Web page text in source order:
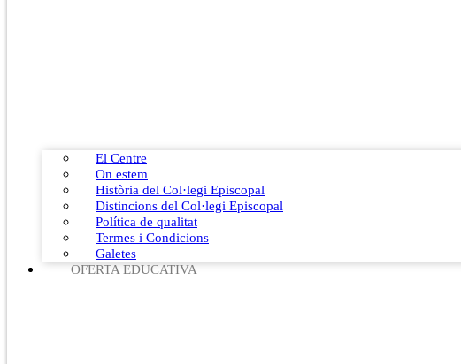
El Centre
On estem
Història del Col·legi Episcopal
Distincions del Col·legi Episcopal
Política de qualitat
Termes i Condicions
Galetes
OFERTA EDUCATIVA